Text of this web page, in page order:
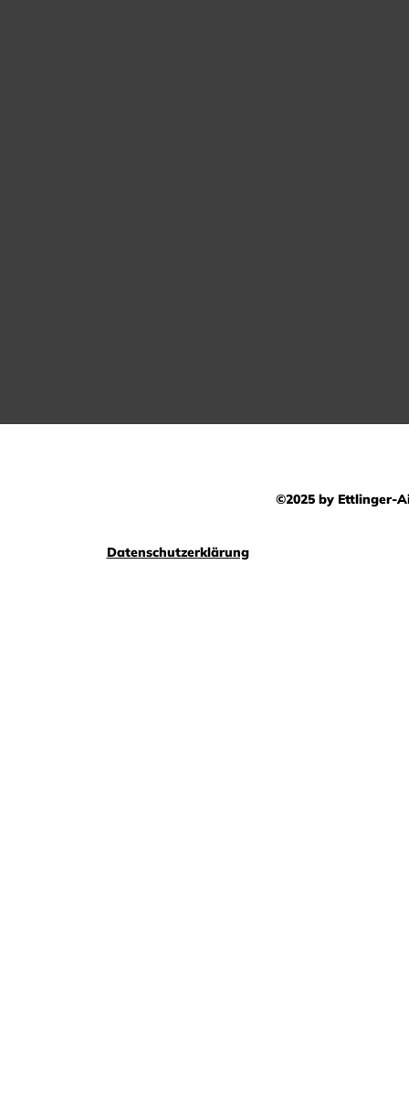
©2025 by Ettlinger-
Datenschutzerklärung